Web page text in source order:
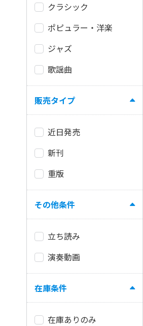
クラシック
ポピュラー・洋楽
ジャズ
歌謡曲
販売タイプ
近日発売
新刊
重版
その他条件
立ち読み
演奏動画
在庫条件
在庫ありのみ